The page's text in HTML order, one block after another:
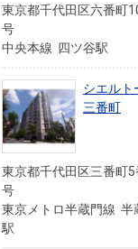
東京都千代田区六番町
号
中央本線 四ツ谷駅
シエルト
三番町
東京都千代田区三番町5
号
東京メトロ半蔵門線 半
駅